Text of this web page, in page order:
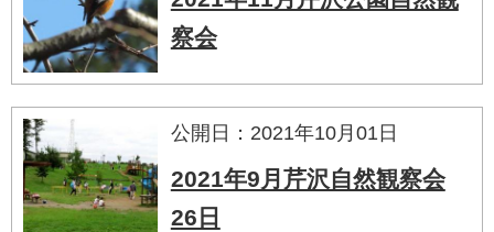
察会
公開日：2021年10月01日
2021年9月芹沢自然観察会
26日